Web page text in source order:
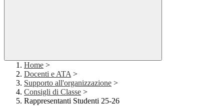
Home >
Docenti e ATA >
Supporto all'organizzazione >
Consigli di Classe >
Rappresentanti Studenti 25-26